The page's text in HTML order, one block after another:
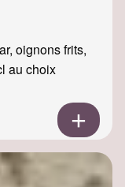
oignons frits,
au choix